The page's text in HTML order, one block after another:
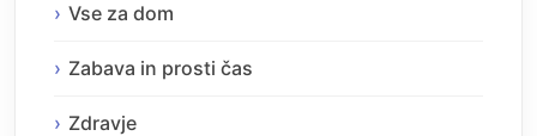
Vse za dom
Zabava in prosti čas
Zdravje